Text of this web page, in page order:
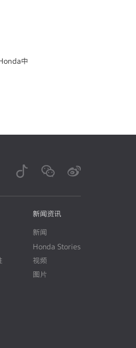
中
新闻资讯
新闻
Honda Stories
视频
图片